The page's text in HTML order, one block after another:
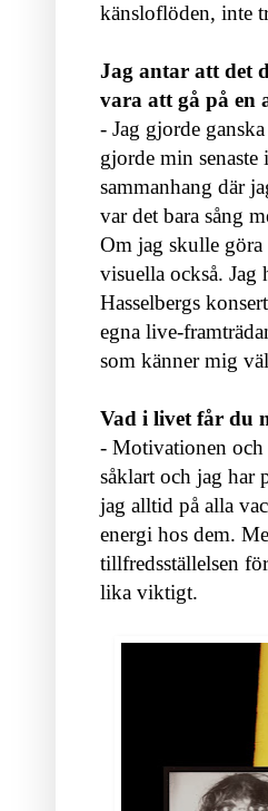
känsloflöden, inte
Jag antar att det
vara att gå på en
- Jag gjorde
gjorde min
sammanhang där
var det bara sång
Om jag skulle
visuella också.
Hasselbergs
egna live-
som känner mig
Vad i livet får du
- Motivationen
såklart och jag har
jag alltid på alla
energi hos dem.
tillfredsställelsen
lika viktigt.